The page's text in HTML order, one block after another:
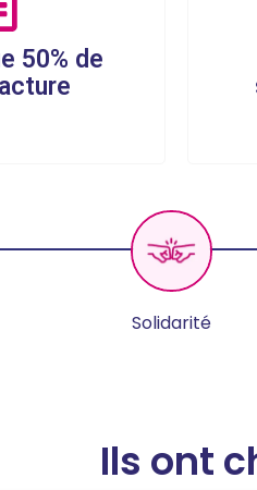
50% de
Solidarité
Ils ont